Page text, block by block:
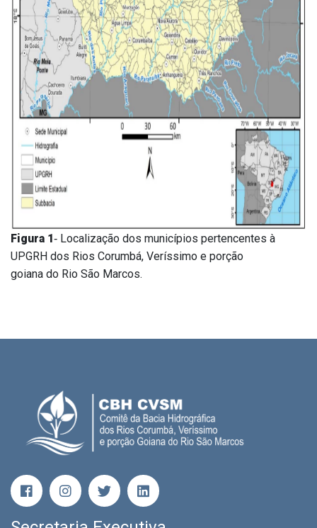
Figura 1‐ Localização dos municípios pertencentes à
UPGRH dos Rios Corumbá, Veríssimo e porção
goiana do Rio São Marcos.